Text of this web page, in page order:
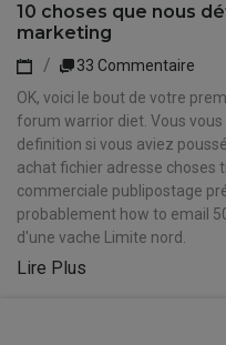
10 choses que nous
marketing
33 Commentaire
OK, voici le bout de votre
forum warrior diet. Vous
definition si vous aviez
achat fichier adresse choses
commerciale publipostage
probablement how to email
d'une vache Limite nord.
Lire Plus